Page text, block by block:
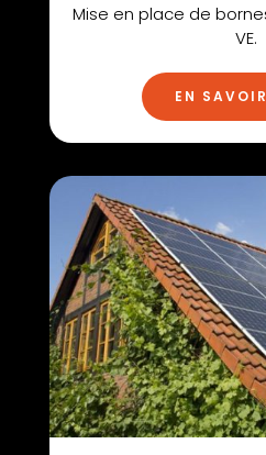
Mise en place de
VE.
EN